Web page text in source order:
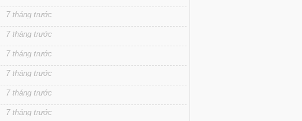
7 tháng trước
7 tháng trước
7 tháng trước
7 tháng trước
7 tháng trước
7 tháng trước